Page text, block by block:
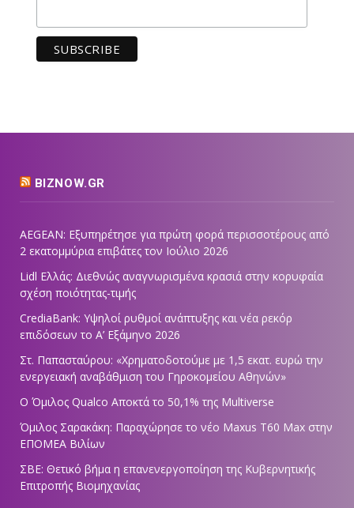
BIZNOW.GR
AEGEAN: Εξυπηρέτησε για πρώτη φορά περισσοτέρους από
2 εκατομμύρια επιβάτες τον Ιούλιο 2026
Lidl Ελλάς: Διεθνώς αναγνωρισμένα κρασιά στην κορυφαία
σχέση ποιότητας-τιμής
CrediaBank: Υψηλοί ρυθμοί ανάπτυξης και νέα ρεκόρ
επιδόσεων το Α’ Εξάμηνο 2026
Στ. Παπασταύρου: «Χρηματοδοτούμε με 1,5 εκατ. ευρώ την
ενεργειακή αναβάθμιση του Γηροκομείου Αθηνών»
Ο Όμιλος Qualco Αποκτά το 50,1% της Multiverse
Όμιλος Σαρακάκη: Παραχώρησε το νέο Maxus T60 Max στην
ΕΠΟΜΕΑ Βιλίων
ΣΒΕ: Θετικό βήμα η επανενεργοποίηση της Κυβερνητικής
Επιτροπής Βιομηχανίας